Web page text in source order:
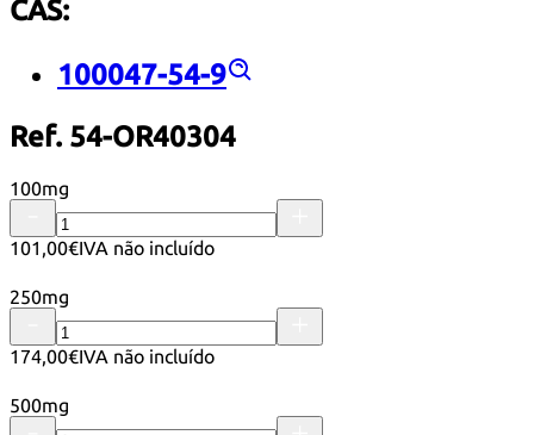
CAS:
100047-54-9
Ref. 54-OR40304
100mg
101,00€IVA não incluído
250mg
174,00€IVA não incluído
500mg